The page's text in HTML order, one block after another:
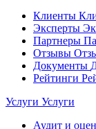
Клиенты
Эксперты
Партнеры
Отзывы
Документы
Рейтинги
Услуги Услуги
Аудит и